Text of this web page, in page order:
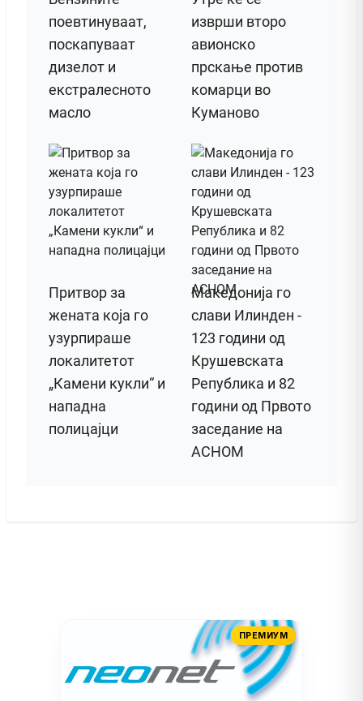
поевтинуваат,
поскапуваат
дизелот и
екстралесното
масло
изврши второ
авионско
прскање против
комарци во
Куманово
Притвор за
жената која го
узурпираше
локалитетот
„Камени кукли“ и
нападна
полицајци
Македонија го
слави Илинден -
123 години од
Крушевската
Република и 82
години од Првото
заседание на
АСНОМ
ПРЕМИУМ